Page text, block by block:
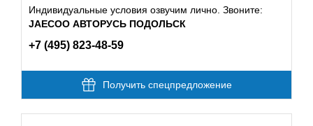
Индивидуальные условия озвучим лично. Звоните:
JAECOO АВТОРУСЬ ПОДОЛЬСК
+7 (495) 823-48-59
Получить спецпредложение